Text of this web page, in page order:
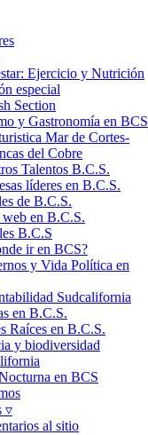
Ejercicio y Nutrición
especial
Section
y Gastronomía en BCS
Mar de Cortes-
del Cobre
Talentos B.C.S.
líderes en B.C.S.
de B.C.S.
web en B.C.S.
B.C.S
ir en BCS?
y Vida Política en
Sudcalifornia
en B.C.S.
Raíces en B.C.S.
y biodiversidad
en BCS
▿
al sitio